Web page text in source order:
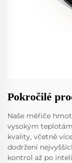
Pokročilé
Naše měřiče
vysokým
kvality, včetně
dodržení
kontrol až po